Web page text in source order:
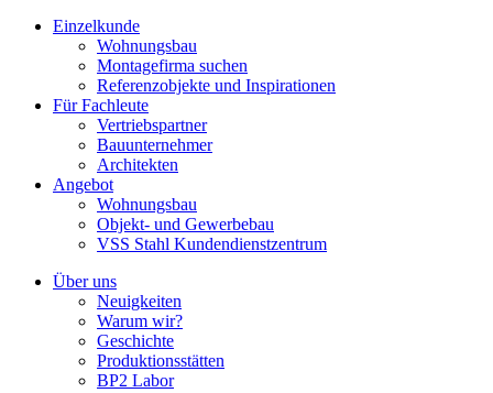
Einzelkunde
Wohnungsbau
Montagefirma suchen
Referenzobjekte und Inspirationen
Für Fachleute
Vertriebspartner
Bauunternehmer
Architekten
Angebot
Wohnungsbau
Objekt- und Gewerbebau
VSS Stahl Kundendienstzentrum
Über uns
Neuigkeiten
Warum wir?
Geschichte
Produktionsstätten
BP2 Labor